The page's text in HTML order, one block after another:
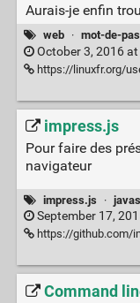
Aurais-je enfin
web · mot-de-
October 3, 2016 at
https://linuxfr.org/users/
impress.js
Pour faire des
navigateur
impress.js ·
September 17,
https://github.com/
Command